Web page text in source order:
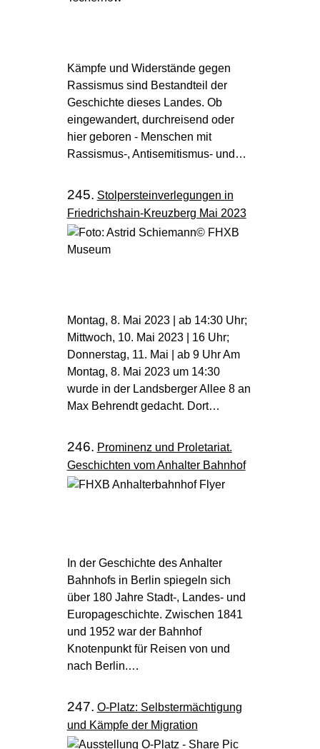
Kämpfe und Widerstände gegen
Rassismus sind Bestandteil der
Geschichte dieses Landes. Ob
eingewandert, durchreisend oder
hier geboren - Menschen mit
Rassismus-, Antisemitismus- und…
245. Stolpersteinverlegungen in
Friedrichshain-Kreuzberg Mai 2023
Montag, 8. Mai 2023 | ab 14:30 Uhr;
Mittwoch, 10. Mai 2023 | 16 Uhr;
Donnerstag, 11. Mai | ab 9 Uhr Am
Montag, 8. Mai 2023 um 14:30
wurde in der Landsberger Allee 8 an
Max Behrendt gedacht. Dort…
246. Prominenz und Proletariat.
Geschichten vom Anhalter Bahnhof
In der Geschichte des Anhalter
Bahnhofs in Berlin spiegeln sich
über 180 Jahre Stadt-, Landes- und
Europageschichte. Zwischen 1841
und 1952 war der Bahnhof
Knotenpunkt für Reisen von und
nach Berlin.…
247. O-Platz: Selbstermächtigung
und Kämpfe der Migration